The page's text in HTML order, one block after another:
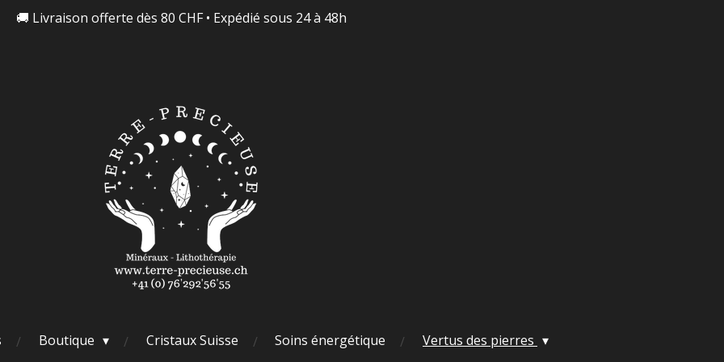
🚚 Livraison offerte dès 80 CHF • Expédié sous 24 à 48h
Boutique Cristaux Suisse Soins énergétique
Vertus des pierres